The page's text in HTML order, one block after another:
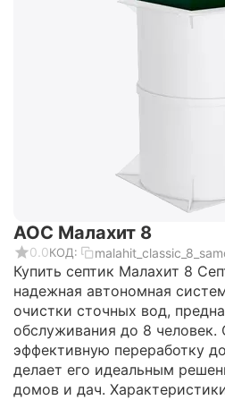
АОС Малахит 8
0.0КОД:
Купить септик Малахит 8
надежная автономная
очистки сточных вод,
обслуживания до 8 человек.
эффективную переработку
делает его идеальным
домов и дач.